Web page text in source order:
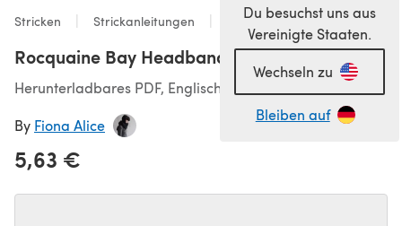
Du besuchst uns aus
Vereinigte Staaten.
Wechseln zu
Bleiben auf
Stricken Strickanleitungen Accessoires
Rocquaine Bay Headband
Herunterladbares PDF, Englisch
By Fiona Alice
5,63 €